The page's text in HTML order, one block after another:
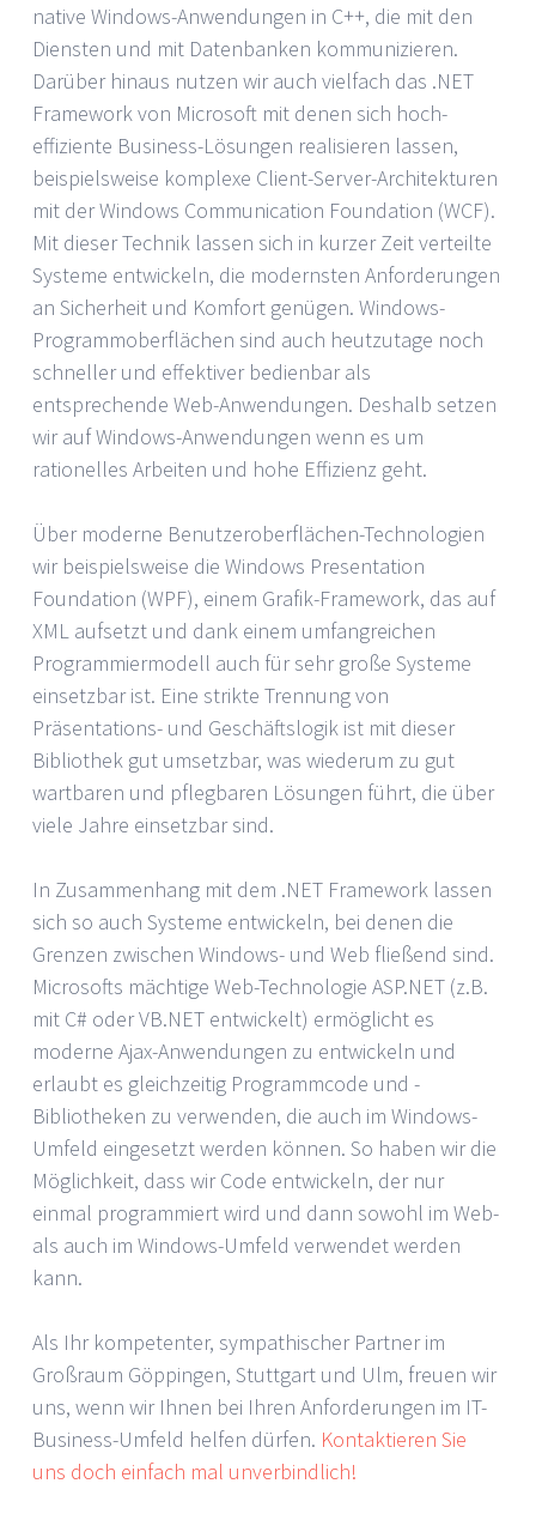
native Windows-Anwendungen in C++, die mit den
Diensten und mit Datenbanken kommunizieren.
Darüber hinaus nutzen wir auch vielfach das .NET
Framework von Microsoft mit denen sich hoch-
effiziente Business-Lösungen realisieren lassen,
beispielsweise komplexe Client-Server-Architekturen
mit der Windows Communication Foundation (WCF).
Mit dieser Technik lassen sich in kurzer Zeit verteilte
Systeme entwickeln, die modernsten Anforderungen
an Sicherheit und Komfort genügen. Windows-
Programmoberflächen sind auch heutzutage noch
schneller und effektiver bedienbar als
entsprechende Web-Anwendungen. Deshalb setzen
wir auf Windows-Anwendungen wenn es um
rationelles Arbeiten und hohe Effizienz geht.
Über moderne Benutzeroberflächen-Technologien
wir beispielsweise die Windows Presentation
Foundation (WPF), einem Grafik-Framework, das auf
XML aufsetzt und dank einem umfangreichen
Programmiermodell auch für sehr große Systeme
einsetzbar ist. Eine strikte Trennung von
Präsentations- und Geschäftslogik ist mit dieser
Bibliothek gut umsetzbar, was wiederum zu gut
wartbaren und pflegbaren Lösungen führt, die über
viele Jahre einsetzbar sind.
In Zusammenhang mit dem .NET Framework lassen
sich so auch Systeme entwickeln, bei denen die
Grenzen zwischen Windows- und Web fließend sind.
Microsofts mächtige Web-Technologie ASP.NET (z.B.
mit C# oder VB.NET entwickelt) ermöglicht es
moderne Ajax-Anwendungen zu entwickeln und
erlaubt es gleichzeitig Programmcode und -
Bibliotheken zu verwenden, die auch im Windows-
Umfeld eingesetzt werden können. So haben wir die
Möglichkeit, dass wir Code entwickeln, der nur
einmal programmiert wird und dann sowohl im Web-
als auch im Windows-Umfeld verwendet werden
kann.
Als Ihr kompetenter, sympathischer Partner im
Großraum Göppingen, Stuttgart und Ulm, freuen wir
uns, wenn wir Ihnen bei Ihren Anforderungen im IT-
Business-Umfeld helfen dürfen. Kontaktieren Sie
uns doch einfach mal unverbindlich!